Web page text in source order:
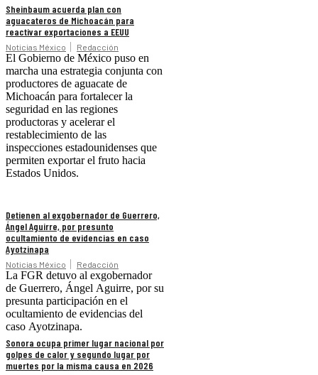
Sheinbaum acuerda plan con
aguacateros de Michoacán para
reactivar exportaciones a EEUU
Noticias México Redacción
El Gobierno de México puso en
marcha una estrategia conjunta con
productores de aguacate de
Michoacán para fortalecer la
seguridad en las regiones
productoras y acelerar el
restablecimiento de las
inspecciones estadounidenses que
permiten exportar el fruto hacia
Estados Unidos.
Detienen al exgobernador de Guerrero,
Ángel Aguirre, por presunto
ocultamiento de evidencias en caso
Ayotzinapa
Noticias México Redacción
La FGR detuvo al exgobernador
de Guerrero, Ángel Aguirre, por su
presunta participación en el
ocultamiento de evidencias del
caso Ayotzinapa.
Sonora ocupa primer lugar nacional por
golpes de calor y segundo lugar por
muertes por la misma causa en 2026